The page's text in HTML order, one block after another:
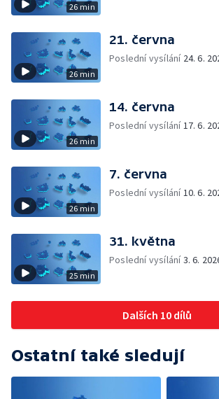
26 min
26 min
21. června
Poslední vysílání 24. 6.
26 min
14. června
Poslední vysílání17. 6.
26 min
7. června
Poslední vysílání10. 6.
25 min
31. května
Poslední vysílání3. 6.
Dalších 10 dílů
Ostatní také sledují